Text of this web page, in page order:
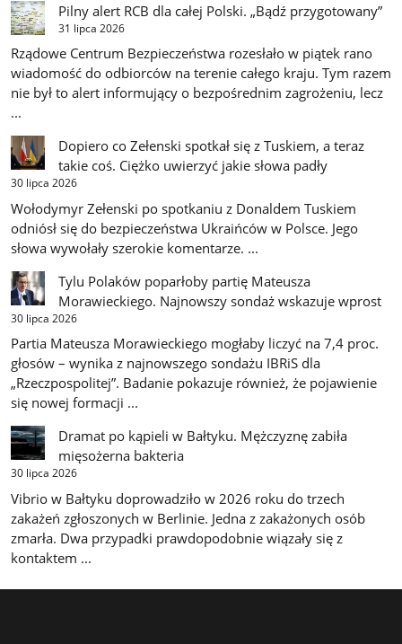
Pilny alert RCB dla całej Polski. „Bądź przygotowany”
31 lipca 2026
Rządowe Centrum Bezpieczeństwa rozesłało w piątek rano
wiadomość do odbiorców na terenie całego kraju. Tym razem
nie był to alert informujący o bezpośrednim zagrożeniu, lecz
...
Dopiero co Zełenski spotkał się z Tuskiem, a teraz
takie coś. Ciężko uwierzyć jakie słowa padły
30 lipca 2026
Wołodymyr Zełenski po spotkaniu z Donaldem Tuskiem
odniósł się do bezpieczeństwa Ukraińców w Polsce. Jego
słowa wywołały szerokie komentarze. ...
Tylu Polaków poparłoby partię Mateusza
Morawieckiego. Najnowszy sondaż wskazuje wprost
30 lipca 2026
Partia Mateusza Morawieckiego mogłaby liczyć na 7,4 proc.
głosów – wynika z najnowszego sondażu IBRiS dla
„Rzeczpospolitej”. Badanie pokazuje również, że pojawienie
się nowej formacji ...
Dramat po kąpieli w Bałtyku. Mężczyznę zabiła
mięsożerna bakteria
30 lipca 2026
Vibrio w Bałtyku doprowadziło w 2026 roku do trzech
zakażeń zgłoszonych w Berlinie. Jedna z zakażonych osób
zmarła. Dwa przypadki prawdopodobnie wiązały się z
kontaktem ...